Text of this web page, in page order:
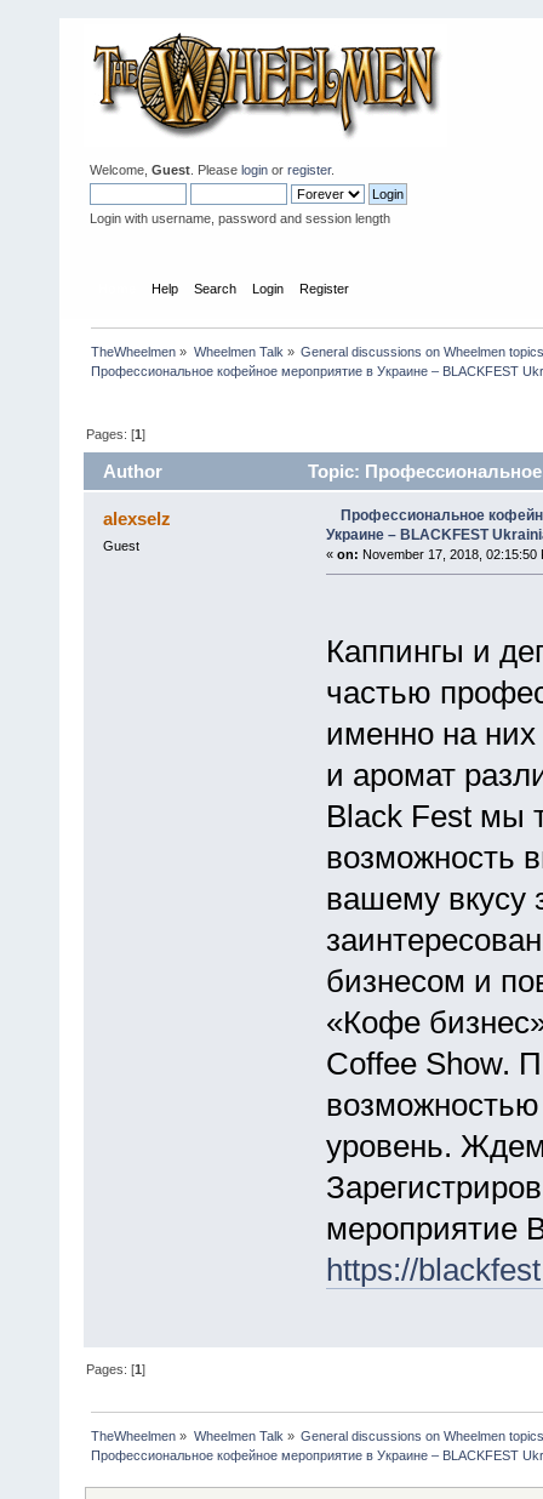
Welcome, Guest . Please login or register.
Login with username, password and session length
Help Search Login Register
TheWheelmen » Wheelmen Talk » General discussions on Wheelmen
Профессиональное кофейное мероприятие в Украине – BLACKFEST
Pages: [1]
Author
Topic:
Coffee Show (Read 8957 times)
alexselz
Guest
Профессиональное
Украине – BLACKFEST
« on: November 17, 2018, 02:15:50
Каппингы и
частью
именно на них
и аромат
Black Fest мы
возможность
вашему вкусу
бизнесом и
«Кофе
Coffee Show.
уровень.
мероприятие
https://
Pages: [1]
TheWheelmen » Wheelmen Talk » General discussions on Wheelmen
Профессиональное кофейное мероприятие в Украине – BLACKFEST